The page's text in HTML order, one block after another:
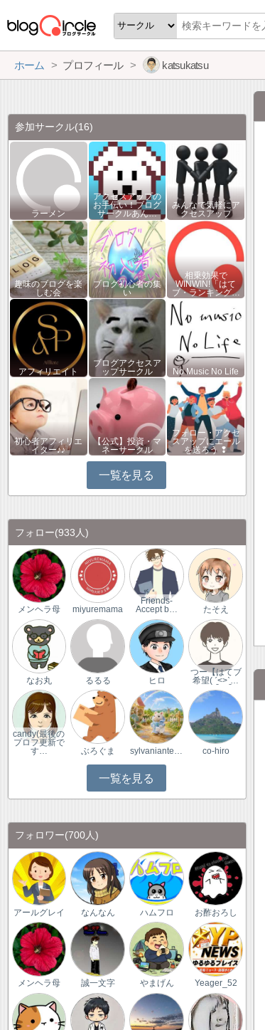
ホーム プロフィール katsukatsu
参加サークル(16)
ラーメン
アクセスアップの
お手伝い！ブログ
サークルあん…
みんなで気軽にア
クセスアップ
趣味のブログを楽
しむ会
ブログ初心者の集
い
相乗効果で
WINWIN!「はて
ブ・ランキング…
アフィリエイト
ブログアクセスア
ップサークル
No Music No Life
初心者アフィリエ
イター♪♪
【公式】投資・マ
ネーサークル
フォロー・アクセ
スアップにエール
を送ろう ❢
一覧を見る
フォロー(933人)
メンヘラ母 miyuremama
Friends-
Accept b…
たそえ
なお丸 るるる ヒロ
つー【はてブ
希望( ˊ̱˂˃ˋ̱…
candy(最後の
プロフ更新で
す…
ぶろぐま co-hiro
一覧を見る
フォロワー(700人)
アールグレイ なんなん ハムフロ お酢おろし
メンヘラ母 誠一文字 やまげん Yeager_52